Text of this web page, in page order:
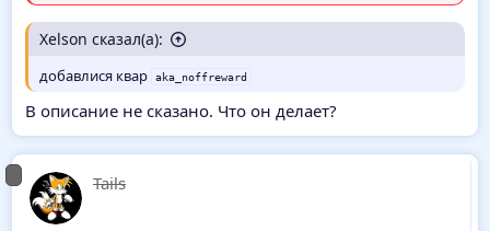
Xelson сказал(а):
добавлися квар aka_noffreward
В описание не сказано. Что он делает?
Tails